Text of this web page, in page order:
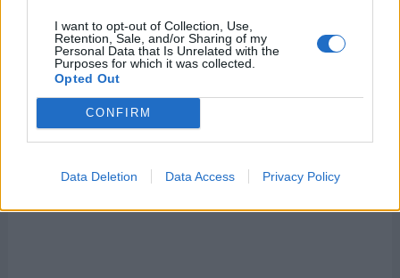
I want to opt-out of Collection, Use,
Retention, Sale, and/or Sharing of my
Personal Data that Is Unrelated with the
Purposes for which it was collected.
Opted Out
CONFIRM
Data Deletion Data Access Privacy Policy